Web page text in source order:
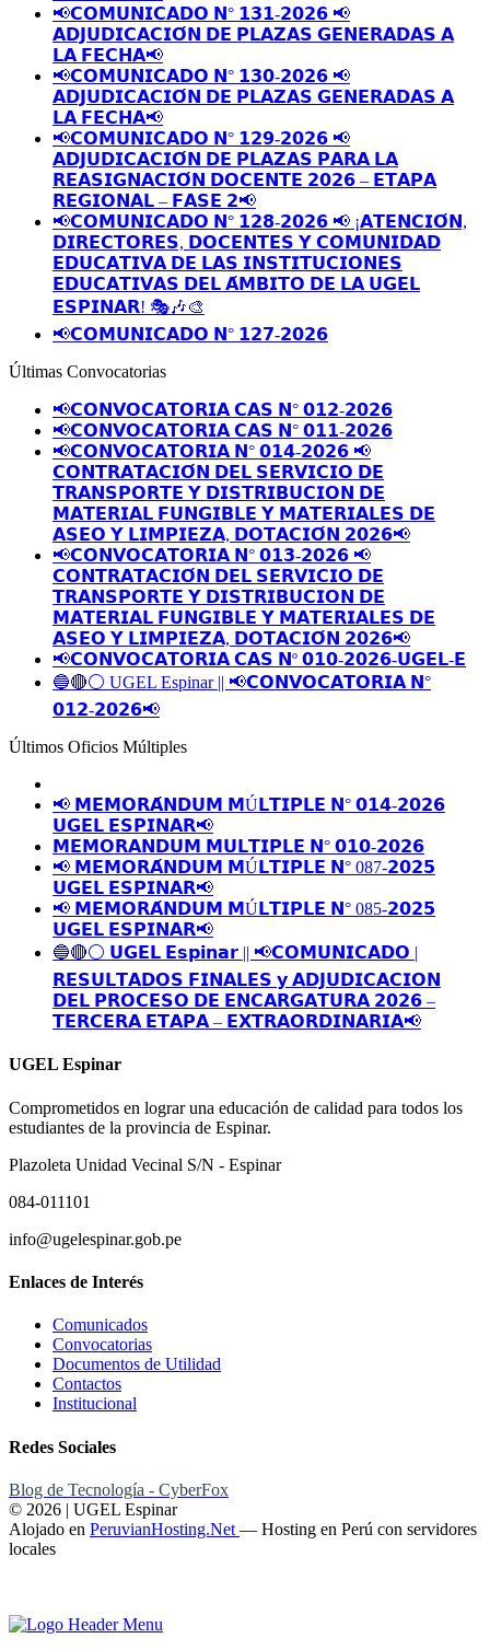
📢𝗖𝗢𝗠𝗨𝗡𝗜𝗖𝗔𝗗𝗢 𝗡° 𝟭𝟯𝟭-𝟮𝟬𝟮𝟲 📢
𝗔𝗗𝗝𝗨𝗗𝗜𝗖𝗔𝗖𝗜𝗢́𝗡 𝗗𝗘 𝗣𝗟𝗔𝗭𝗔𝗦 𝗚𝗘𝗡𝗘𝗥𝗔𝗗𝗔𝗦 𝗔
𝗟𝗔 𝗙𝗘𝗖𝗛𝗔📢
📢𝗖𝗢𝗠𝗨𝗡𝗜𝗖𝗔𝗗𝗢 𝗡° 𝟭𝟯𝟬-𝟮𝟬𝟮𝟲 📢
𝗔𝗗𝗝𝗨𝗗𝗜𝗖𝗔𝗖𝗜𝗢́𝗡 𝗗𝗘 𝗣𝗟𝗔𝗭𝗔𝗦 𝗚𝗘𝗡𝗘𝗥𝗔𝗗𝗔𝗦 𝗔
𝗟𝗔 𝗙𝗘𝗖𝗛𝗔📢
📢𝗖𝗢𝗠𝗨𝗡𝗜𝗖𝗔𝗗𝗢 𝗡° 𝟭𝟮𝟵-𝟮𝟬𝟮𝟲 📢
𝗔𝗗𝗝𝗨𝗗𝗜𝗖𝗔𝗖𝗜𝗢́𝗡 𝗗𝗘 𝗣𝗟𝗔𝗭𝗔𝗦 𝗣𝗔𝗥𝗔 𝗟𝗔
𝗥𝗘𝗔𝗦𝗜𝗚𝗡𝗔𝗖𝗜𝗢́𝗡 𝗗𝗢𝗖𝗘𝗡𝗧𝗘 𝟮𝟬𝟮𝟲 – 𝗘𝗧𝗔𝗣𝗔
𝗥𝗘𝗚𝗜𝗢𝗡𝗔𝗟 – 𝗙𝗔𝗦𝗘 𝟮📢
📢𝗖𝗢𝗠𝗨𝗡𝗜𝗖𝗔𝗗𝗢 𝗡° 𝟭𝟮𝟴-𝟮𝟬𝟮𝟲 📢 ¡𝗔𝗧𝗘𝗡𝗖𝗜𝗢́𝗡,
𝗗𝗜𝗥𝗘𝗖𝗧𝗢𝗥𝗘𝗦, 𝗗𝗢𝗖𝗘𝗡𝗧𝗘𝗦 𝗬 𝗖𝗢𝗠𝗨𝗡𝗜𝗗𝗔𝗗
𝗘𝗗𝗨𝗖𝗔𝗧𝗜𝗩𝗔 𝗗𝗘 𝗟𝗔𝗦 𝗜𝗡𝗦𝗧𝗜𝗧𝗨𝗖𝗜𝗢𝗡𝗘𝗦
𝗘𝗗𝗨𝗖𝗔𝗧𝗜𝗩𝗔𝗦 𝗗𝗘𝗟 𝗔́𝗠𝗕𝗜𝗧𝗢 𝗗𝗘 𝗟𝗔 𝗨𝗚𝗘𝗟
𝗘𝗦𝗣𝗜𝗡𝗔𝗥! 🎭🎶🎨
📢𝗖𝗢𝗠𝗨𝗡𝗜𝗖𝗔𝗗𝗢 𝗡° 𝟭𝟮𝟳-𝟮𝟬𝟮𝟲
Últimas Convocatorias
📢𝗖𝗢𝗡𝗩𝗢𝗖𝗔𝗧𝗢𝗥𝗜𝗔 𝗖𝗔𝗦 𝗡° 𝟬𝟭𝟮-𝟮𝟬𝟮𝟲
📢𝗖𝗢𝗡𝗩𝗢𝗖𝗔𝗧𝗢𝗥𝗜𝗔 𝗖𝗔𝗦 𝗡° 𝟬𝟭𝟭-𝟮𝟬𝟮𝟲
📢𝗖𝗢𝗡𝗩𝗢𝗖𝗔𝗧𝗢𝗥𝗜𝗔 𝗡° 𝟬𝟭𝟰-𝟮𝟬𝟮𝟲 📢
𝗖𝗢𝗡𝗧𝗥𝗔𝗧𝗔𝗖𝗜𝗢́𝗡 𝗗𝗘𝗟 𝗦𝗘𝗥𝗩𝗜𝗖𝗜𝗢 𝗗𝗘
𝗧𝗥𝗔𝗡𝗦𝗣𝗢𝗥𝗧𝗘 𝗬 𝗗𝗜𝗦𝗧𝗥𝗜𝗕𝗨𝗖𝗜𝗢𝗡 𝗗𝗘
𝗠𝗔𝗧𝗘𝗥𝗜𝗔𝗟 𝗙𝗨𝗡𝗚𝗜𝗕𝗟𝗘 𝗬 𝗠𝗔𝗧𝗘𝗥𝗜𝗔𝗟𝗘𝗦 𝗗𝗘
𝗔𝗦𝗘𝗢 𝗬 𝗟𝗜𝗠𝗣𝗜𝗘𝗭𝗔, 𝗗𝗢𝗧𝗔𝗖𝗜𝗢́𝗡 𝟮𝟬𝟮𝟲📢
📢𝗖𝗢𝗡𝗩𝗢𝗖𝗔𝗧𝗢𝗥𝗜𝗔 𝗡° 𝟬𝟭𝟯-𝟮𝟬𝟮𝟲 📢
𝗖𝗢𝗡𝗧𝗥𝗔𝗧𝗔𝗖𝗜𝗢́𝗡 𝗗𝗘𝗟 𝗦𝗘𝗥𝗩𝗜𝗖𝗜𝗢 𝗗𝗘
𝗧𝗥𝗔𝗡𝗦𝗣𝗢𝗥𝗧𝗘 𝗬 𝗗𝗜𝗦𝗧𝗥𝗜𝗕𝗨𝗖𝗜𝗢𝗡 𝗗𝗘
𝗠𝗔𝗧𝗘𝗥𝗜𝗔𝗟 𝗙𝗨𝗡𝗚𝗜𝗕𝗟𝗘 𝗬 𝗠𝗔𝗧𝗘𝗥𝗜𝗔𝗟𝗘𝗦 𝗗𝗘
𝗔𝗦𝗘𝗢 𝗬 𝗟𝗜𝗠𝗣𝗜𝗘𝗭𝗔, 𝗗𝗢𝗧𝗔𝗖𝗜𝗢́𝗡 𝟮𝟬𝟮𝟲📢
📢𝗖𝗢𝗡𝗩𝗢𝗖𝗔𝗧𝗢𝗥𝗜𝗔 𝗖𝗔𝗦 𝗡º 𝟬𝟭𝟬-𝟮𝟬𝟮𝟲-𝗨𝗚𝗘𝗟-𝗘
🔵🔴⚪️ UGEL Espinar || 📢𝗖𝗢𝗡𝗩𝗢𝗖𝗔𝗧𝗢𝗥𝗜𝗔 𝗡°
𝟬𝟭𝟮-𝟮𝟬𝟮𝟲📢
Últimos Oficios Múltiples
📢 𝗠𝗘𝗠𝗢𝗥𝗔́𝗡𝗗𝗨𝗠 𝗠Ú𝗟𝗧𝗜𝗣𝗟𝗘 𝗡° 𝟬𝟭𝟰-𝟮𝟬𝟮𝟲
𝗨𝗚𝗘𝗟 𝗘𝗦𝗣𝗜𝗡𝗔𝗥📢
𝗠𝗘𝗠𝗢𝗥𝗔𝗡𝗗𝗨𝗠 𝗠𝗨𝗟𝗧𝗜𝗣𝗟𝗘 𝗡° 𝟬𝟭𝟬-𝟮𝟬𝟮𝟲
📢 𝗠𝗘𝗠𝗢𝗥𝗔́𝗡𝗗𝗨𝗠 𝗠Ú𝗟𝗧𝗜𝗣𝗟𝗘 𝗡° 087-𝟮𝟬𝟮𝟱
𝗨𝗚𝗘𝗟 𝗘𝗦𝗣𝗜𝗡𝗔𝗥📢
📢 𝗠𝗘𝗠𝗢𝗥𝗔́𝗡𝗗𝗨𝗠 𝗠Ú𝗟𝗧𝗜𝗣𝗟𝗘 𝗡° 085-𝟮𝟬𝟮𝟱
𝗨𝗚𝗘𝗟 𝗘𝗦𝗣𝗜𝗡𝗔𝗥📢
🔵🔴⚪️ 𝗨𝗚𝗘𝗟 𝗘𝘀𝗽𝗶𝗻𝗮𝗿 || 📢𝗖𝗢𝗠𝗨𝗡𝗜𝗖𝗔𝗗𝗢 |
𝗥𝗘𝗦𝗨𝗟𝗧𝗔𝗗𝗢𝗦 𝗙𝗜𝗡𝗔𝗟𝗘𝗦 𝘆 𝗔𝗗𝗝𝗨𝗗𝗜𝗖𝗔𝗖𝗜𝗢𝗡
𝗗𝗘𝗟 𝗣𝗥𝗢𝗖𝗘𝗦𝗢 𝗗𝗘 𝗘𝗡𝗖𝗔𝗥𝗚𝗔𝗧𝗨𝗥𝗔 𝟮𝟬𝟮𝟲 –
𝗧𝗘𝗥𝗖𝗘𝗥𝗔 𝗘𝗧𝗔𝗣𝗔 – 𝗘𝗫𝗧𝗥𝗔𝗢𝗥𝗗𝗜𝗡𝗔𝗥𝗜𝗔📢
UGEL Espinar
Comprometidos en lograr una educación de calidad para todos los
estudiantes de la provincia de Espinar.
Plazoleta Unidad Vecinal S/N - Espinar
084-011101
info@ugelespinar.gob.pe
Enlaces de Interés
Comunicados
Convocatorias
Documentos de Utilidad
Contactos
Institucional
Redes Sociales
Blog de Tecnología - CyberFox
© 2026 | UGEL Espinar
Alojado en PeruvianHosting.Net — Hosting en Perú con servidores
locales